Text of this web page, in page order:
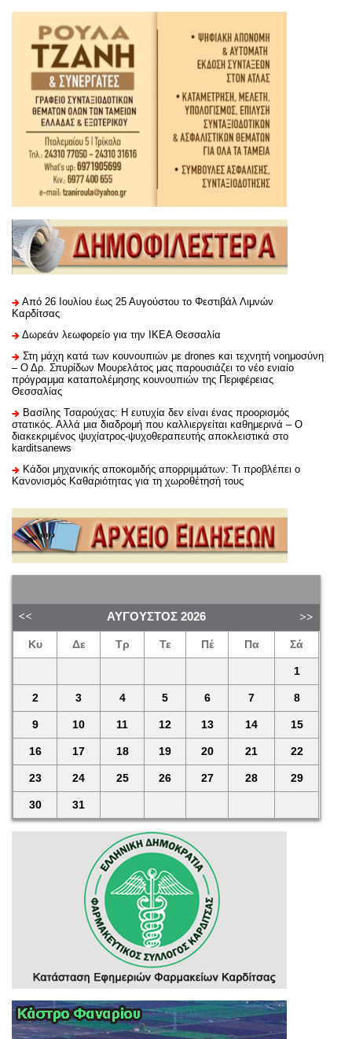
Από 26 Ιουλίου έως 25 Αυγούστου το Φεστιβάλ Λιμνών
Καρδίτσας
Δωρεάν λεωφορείο για την ΙΚΕΑ Θεσσαλία
Στη μάχη κατά των κουνουπιών με drones και τεχνητή νοημοσύνη
– Ο Δρ. Σπυρίδων Μουρελάτος μας παρουσιάζει το νέο ενιαίο
πρόγραμμα καταπολέμησης κουνουπιών της Περιφέρειας
Θεσσαλίας
Βασίλης Τσαρούχας: Η ευτυχία δεν είναι ένας προορισμός
στατικός. Αλλά μια διαδρομή που καλλιεργείται καθημερινά – Ο
διακεκριμένος ψυχίατρος-ψυχοθεραπευτής αποκλειστικά στο
karditsanews
Κάδοι μηχανικής αποκομιδής απορριμμάτων: Τι προβλέπει ο
Κανονισμός Καθαριότητας για τη χωροθέτησή τους
ΑΎΓΟΥΣΤΟΣ 2026
Κυ Δε Τρ Τε Πέ Πα Σά
1
2 3 4 5 6 7 8
9 10 11 12 13 14 15
16 17 18 19 20 21 22
23 24 25 26 27 28 29
30 31